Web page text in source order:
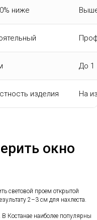
ниже
До 1
изделия На
окно
световой проем открытой
2–3 см для нахлеста.
В Костанае наиболее популярны